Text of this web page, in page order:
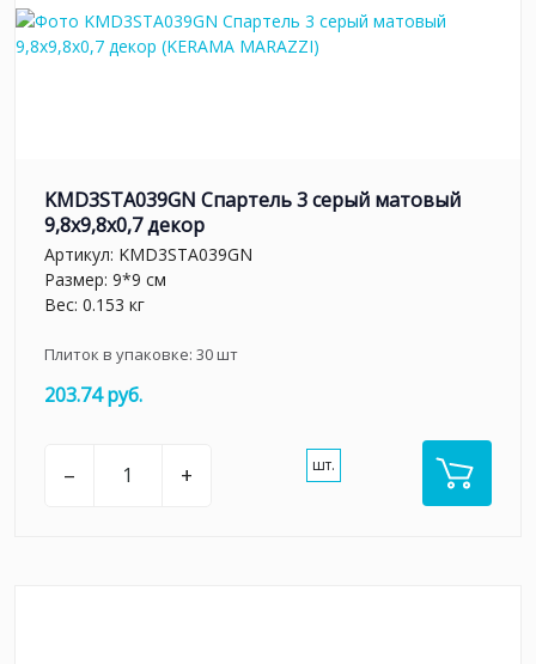
KMD3STA039GN Спартель 3 серый матовый
9,8x9,8x0,7 декор
Артикул: KMD3STA039GN
Размер: 9*9 см
Вес: 0.153 кг
Плиток в упаковке: 30шт
203.74 руб.
– + шт.